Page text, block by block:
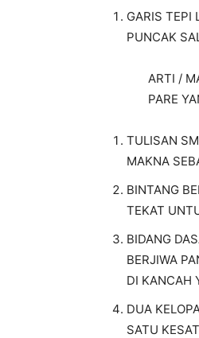
GARIS TEPI
PUNCAK
ARTI /
PARE
TULISAN
MAKNA
BINTANG
TEKAT
BIDANG
BERJIWA
DI KANCAH
DUA
SATU